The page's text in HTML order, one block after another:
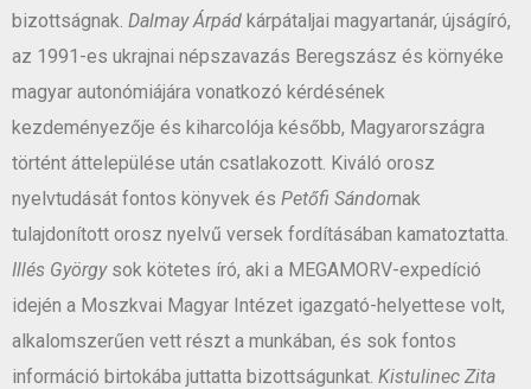
bizottságnak. Dalmay Árpád kárpátaljai magyartanár, újságíró,
az 1991-es ukrajnai népszavazás Beregszász és környéke
magyar autonómiájára vonatkozó kérdésének
kezdeményezője és kiharcolója később, Magyarországra
történt áttelepülése után csatlakozott. Kiváló orosz
nyelvtudását fontos könyvek és Petőfi Sándornak
tulajdonított orosz nyelvű versek fordításában kamatoztatta.
Illés György sok kötetes író, aki a MEGAMORV-expedíció
idején a Moszkvai Magyar Intézet igazgató-helyettese volt,
alkalomszerűen vett részt a munkában, és sok fontos
információ birtokába juttatta bizottságunkat. Kistulinec Zita